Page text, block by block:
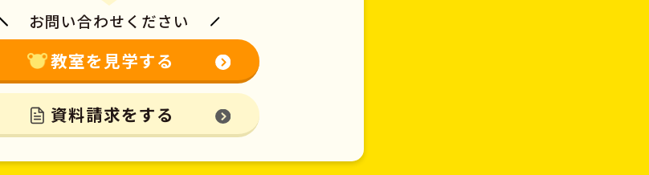
お問い合わせください
教室を見学する
資料請求をする